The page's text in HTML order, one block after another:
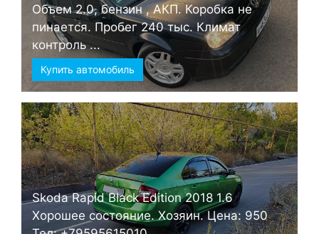
Объем 2.0, бензин , АКП. Коробка не
пинается. Пробег 240 тыс. Климат
контроль ...
Купить автомобиль
Skoda Rapid Black Edition 2018 1.6
Хорошее состояние. Хозяин. Цена: 950